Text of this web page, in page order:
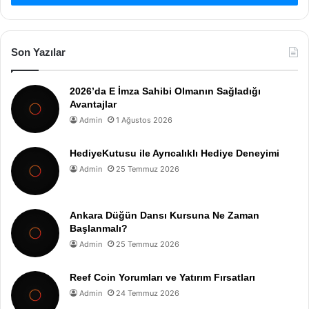
Son Yazılar
2026’da E İmza Sahibi Olmanın Sağladığı
Avantajlar
Admin 1 Ağustos 2026
HediyeKutusu ile Ayrıcalıklı Hediye Deneyimi
Admin 25 Temmuz 2026
Ankara Düğün Dansı Kursuna Ne Zaman
Başlanmalı?
Admin 25 Temmuz 2026
Reef Coin Yorumları ve Yatırım Fırsatları
Admin 24 Temmuz 2026